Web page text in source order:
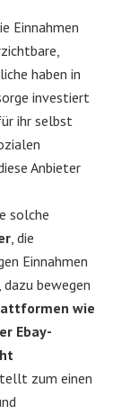
Einnahmen
haben in
investiert
ihr selbst
Anbieter
solche
, die
Einnahmen
bewegen
wie
Ebay-
zum einen